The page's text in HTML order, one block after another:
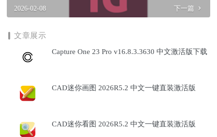
2026-02-08 下一篇
文章展示
Capture One 23 Pro v16.8.3.3630 中文激活版下载
CAD迷你画图 2026R5.2 中文一键直装激活版
CAD迷你看图 2026R5.2 中文一键直装激活版